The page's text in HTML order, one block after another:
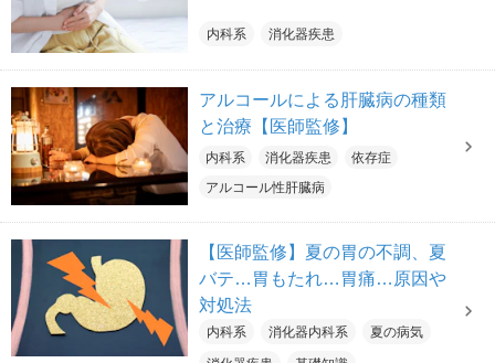
内科系 消化器疾患
アルコールによる肝臓病の種類
と治療【医師監修】
内科系 消化器疾患
依存症
アルコール性肝臓病
【医師監修】夏の胃の不調、夏
バテ…胃もたれ…胃痛…原因や
対処法
内科系 消化器内科系 夏の病気